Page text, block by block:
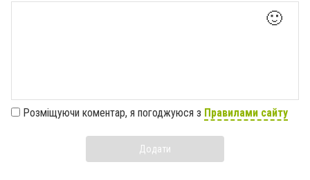
🙂
Розміщуючи коментар, я погоджуюся з Правилами сайту
Додати